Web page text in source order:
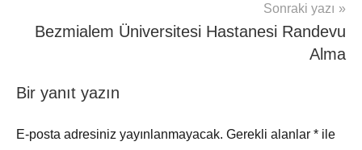
Çalışma
Sonraki yazı
Bezmialem Üniversitesi Hastanesi Randevu
Alma
Bir yanıt yazın
E-posta adresiniz yayınlanmayacak. Gerekli alanlar * ile